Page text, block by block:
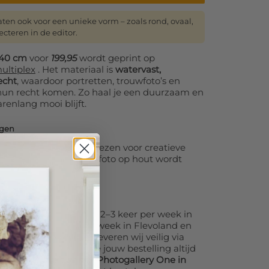
ook voor een unieke vorm – zoals rond, ovaal,
in de editor.
cm voor 199,95wordt geprint op
. Het materiaal is watervast,
, waardoor portretten, trouwfoto’s en
recht komen. Zo haal je een duurzaam en
mooi blijft.
kun je in de editor kiezen voor creatieve
een hartvorm – jouw foto op hout wordt
cm
bezorgen wij 2–3 keer per week in
en 1 keer per week in Flevoland en
deze gebieden leveren wij veilig via
Daarnaast kun je jouw bestelling altijd
annex Photogallery One in